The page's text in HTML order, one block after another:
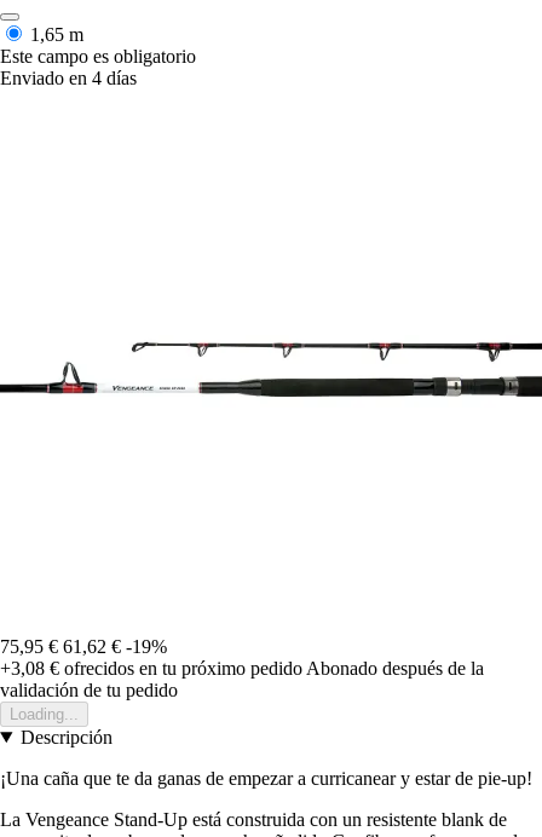
1,65 m
Este campo es obligatorio
Enviado en 4 días
75,95 € 61,62 € -19%
+3,08 € ofrecidos en tu próximo pedido Abonado después de la
validación de tu pedido
Loading...
Descripción
¡Una caña que te da ganas de empezar a curricanear y estar de pie-up!
La Vengeance Stand-Up está construida con un resistente blank de